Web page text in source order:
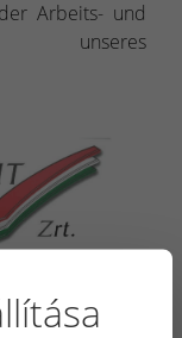
Arbeits- und
unseres